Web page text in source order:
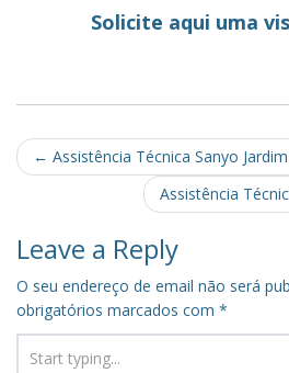
Solicite aqui uma
Post
navigation
← Assistência Técnica Sanyo
Assistência
Leave a Reply
O seu endereço de email não será
obrigatórios marcados com *